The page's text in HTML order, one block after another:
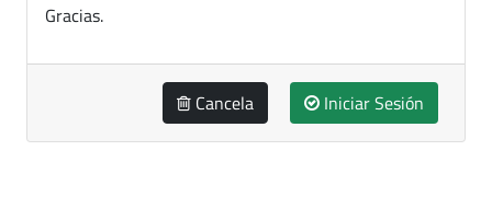
Gracias.
Cancela Iniciar Sesión